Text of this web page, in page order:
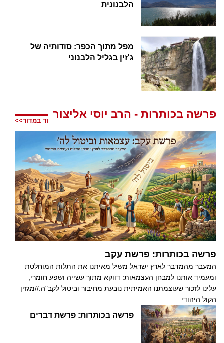
הלבנונית
מפל מתוך הכפר: סודותיה של
ג'זין בגליל הלבנוני
פרשה בכותרות - הרב יוסי אליצור
עוד במדור>>
פרשה בכותרות: פרשת עקב
המעבר מהמדבר לארץ ישראל משיל מאיתנו את התלות המוחלטת
ומעמיד אותנו למבחן העצמאות: דווקא מתוך עשייה ושפע חומרי,
עלינו לזכור שעוצמתנו האמיתית נובעת מחיבור וביטול לקב"ה.//מגזין
הקול היהודי
פרשה בכותרות: פרשת דברים